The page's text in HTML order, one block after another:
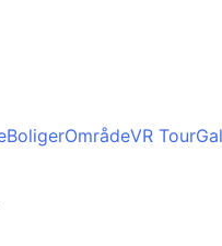
BoligerOmrådeVR Tour